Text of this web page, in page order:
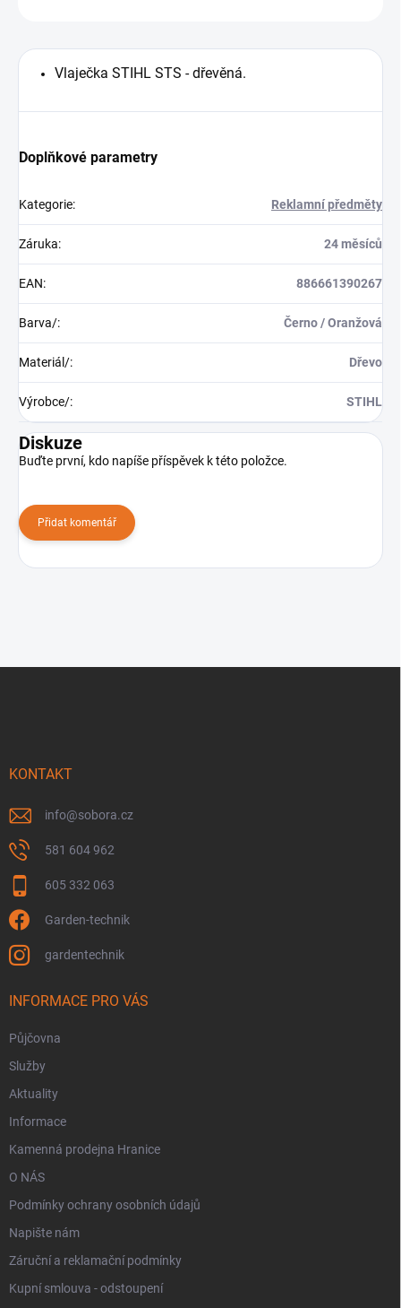
Vlaječka STIHL STS - dřevěná.
Doplňkové parametry
Kategorie: Reklamní předměty
Záruka: 24 měsíců
EAN: 886661390267
Barva/: Černo / Oranžová
Materiál/: Dřevo
Výrobce/: STIHL
Diskuze
Buďte první, kdo napíše příspěvek k této položce.
Přidat komentář
KONTAKT
info@sobora.cz
581 604 962
605 332 063
Garden-technik
gardentechnik
INFORMACE PRO VÁS
Půjčovna
Služby
Aktuality
Informace
Kamenná prodejna Hranice
O NÁS
Podmínky ochrany osobních údajů
Napište nám
Záruční a reklamační podmínky
Kupní smlouva - odstoupení